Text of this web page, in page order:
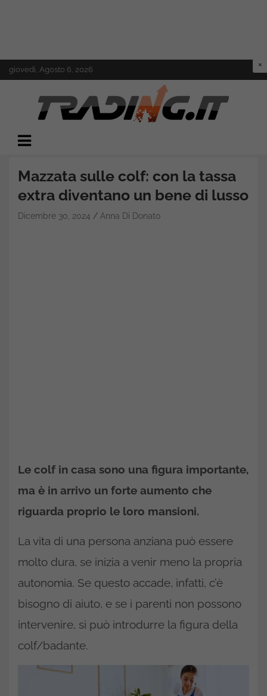
Skip
to
giovedì, Agosto 6, 2026
Trading.it
Mazzata sulle colf: con la tassa
extra diventano un bene di lusso
Dicembre 30, 2024 Anna Di Donato
Le colf in casa sono una figura importante,
ma è in arrivo un forte aumento che
riguarda proprio le loro mansioni.
La vita di una persona anziana può essere
molto dura, se inizia a venir meno la propria
autonomia. Se questo accade, infatti, c’è
bisogno di aiuto, e se i parenti non possono
intervenire, si può introdurre la figura della
colf/badante.